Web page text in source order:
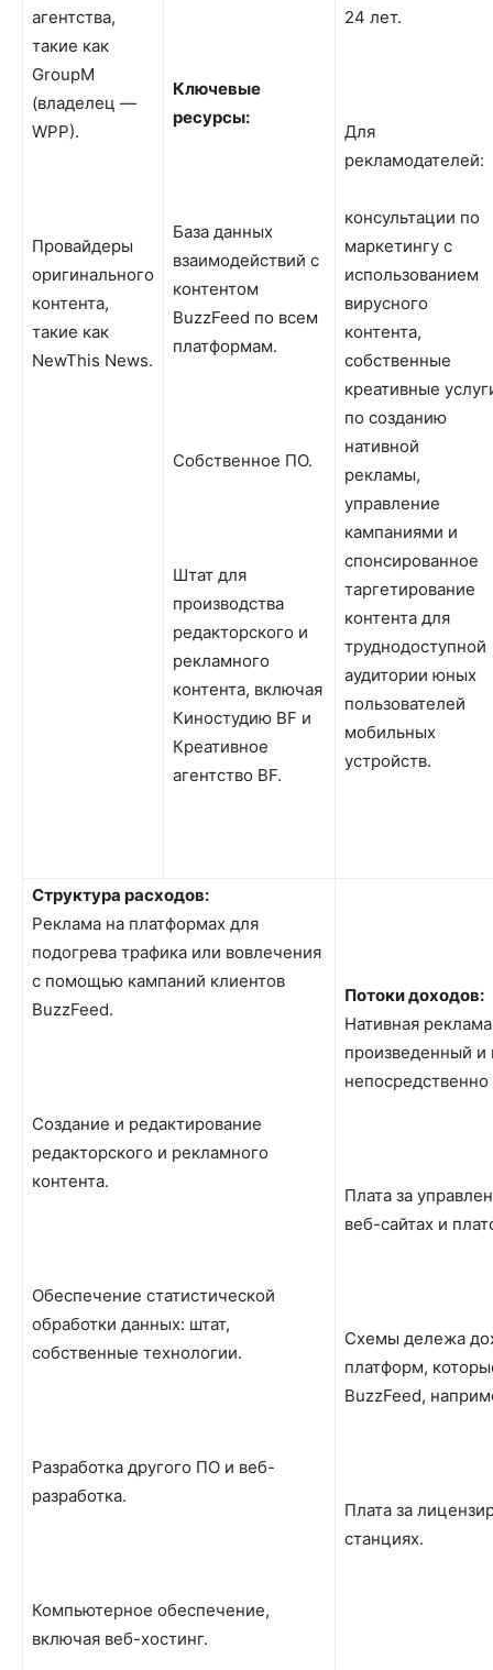
агентства,
такие как
GroupM
(владелец —
WPP).
Провайдеры
оригинального
контента,
такие как
NewThis News.
Ключевые
ресурсы:
База данных
взаимодействий с
контентом
BuzzFeed по всем
платформам.
Собственное ПО.
Штат для
производства
редакторского и
рекламного
контента, включая
Киностудию BF и
Креативное
агентство BF.
24 лет.
Для
рекламодателей:
консультации по
маркетингу с
использованием
вирусного
контента,
собственные
креативные
по созданию
нативной
рекламы,
управление
кампаниями и
спонсированное
таргетирование
контента для
труднодоступной
аудитории юных
пользователей
мобильных
устройств.
Структура расходов:
Реклама на платформах для
подогрева трафика или вовлечения
с помощью кампаний клиентов
BuzzFeed.
Создание и редактирование
редакторского и рекламного
контента.
Обеспечение статистической
обработки данных: штат,
собственные технологии.
Разработка другого ПО и веб-
разработка.
Компьютерное обеспечение,
включая веб-хостинг.
Потоки доходов:
Нативная
произведенный
Плата за
веб-сайтах и
Схемы дележа
платформ,
BuzzFeed,
Плата за
станциях.